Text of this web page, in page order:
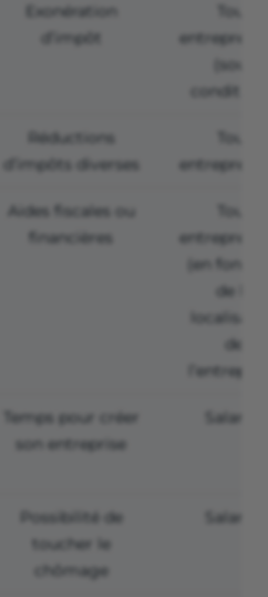
Exonération
d’impôt
Tous
(sous
Réductions
d’impôts diverses
Tous
Aides fiscales ou
financières
Tous
(en
de la
de
Temps pour créer
son entreprise
Salariés
Possibilité de
toucher le
chômage
Salariés